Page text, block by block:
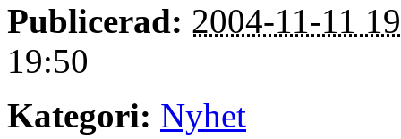
Publicerad: 2004-11-11
19:50
Kategori: Nyhet